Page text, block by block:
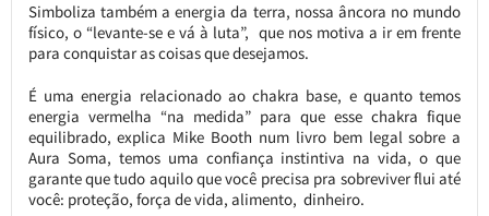
Simboliza também a energia da terra, nossa âncora no mundo
físico, o “levante-se e vá à luta”, que nos motiva a ir em frente
para conquistar as coisas que desejamos.
É uma energia relacionado ao chakra base, e quanto temos
energia vermelha “na medida” para que esse chakra fique
equilibrado, explica Mike Booth num livro bem legal sobre a
Aura Soma, temos uma confiança instintiva na vida, o que
garante que tudo aquilo que você precisa pra sobreviver flui até
você: proteção, força de vida, alimento, dinheiro.